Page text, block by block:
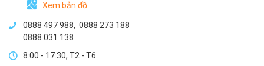
Xem bản đồ
0888 497 988, 0888 273 188
0888 031 138
8:00 - 17:30, T2 - T6